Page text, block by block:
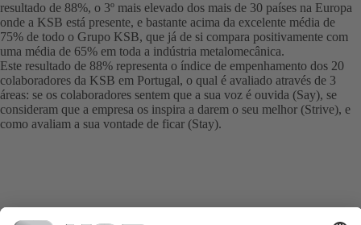
resultado de 88%, o 3º mais elevado dos mais de 30 países na Europa
onde a KSB está presente, e bastante acima da excelente média de
75% de todo o Grupo KSB, que já de si compara positivamente com
uma média de 65% em toda a indústria metalomecânica.
Este resultado de 88% representa o índice de empenhamento dos 20
colaboradores da KSB em Portugal, o qual é avaliado através de 3
áreas: se os colaboradores sentem que a sua voz é ouvida (Say), se
consideram que a empresa os inspira a darem o seu melhor (Strive), e
como avaliam a sua vontade de ficar (Stay).